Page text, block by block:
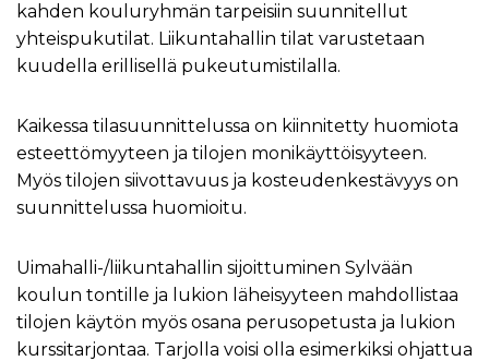
kahden kouluryhmän tarpeisiin suunnitellut
yhteispukutilat. Liikuntahallin tilat varustetaan
kuudella erillisellä pukeutumistilalla.
Kaikessa tilasuunnittelussa on kiinnitetty huomiota
esteettömyyteen ja tilojen monikäyttöisyyteen.
Myös tilojen siivottavuus ja kosteudenkestävyys on
suunnittelussa huomioitu.
Uimahalli-/liikuntahallin sijoittuminen Sylvään
koulun tontille ja lukion läheisyyteen mahdollistaa
tilojen käytön myös osana perusopetusta ja lukion
kurssitarjontaa. Tarjolla voisi olla esimerkiksi ohjattua